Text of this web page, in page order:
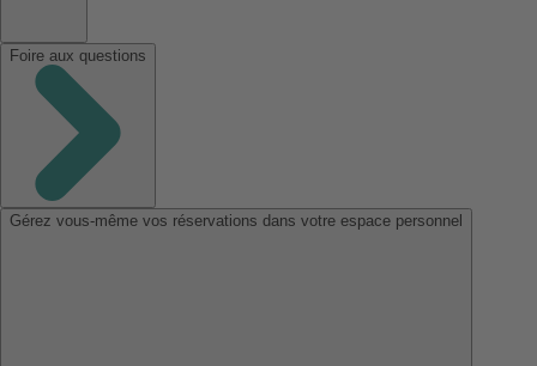
Foire aux questions
Gérez vous-même vos réservations dans votre espace personnel